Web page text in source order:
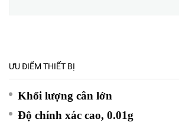
ƯU ĐIỂM THIẾT BỊ
Khối lượng cân lớn
Độ chính xác cao, 0.01g